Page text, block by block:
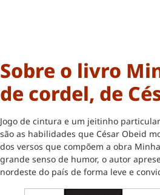
Sobre o livro
de cordel, de
Jogo de cintura e um jeitinho
são as habilidades que César Obeid
dos versos que compõem a obra
grande senso de humor, o autor
nordeste do país de forma leve e